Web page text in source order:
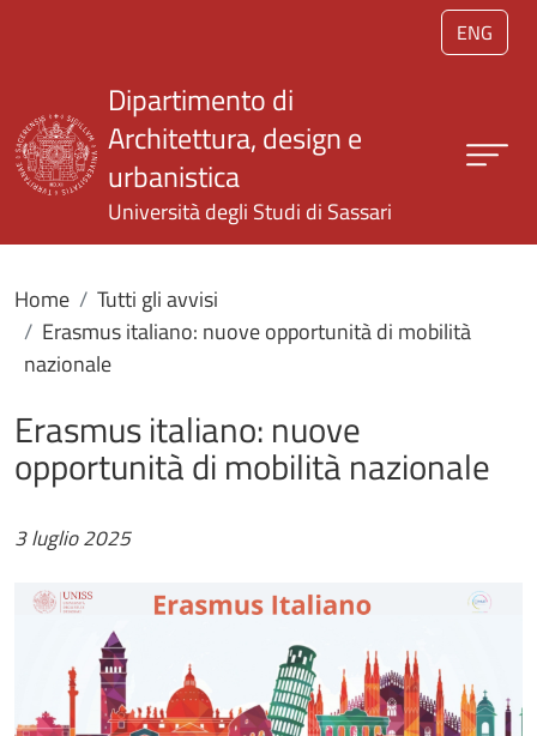
Salta al contenuto principale
ENG
Dipartimento di
Architettura, design e
urbanistica
Università degli Studi di Sassari
Home
Tutti gli avvisi
Erasmus italiano: nuove opportunità di mobilità
nazionale
Erasmus italiano: nuove
opportunità di mobilità nazionale
3 luglio 2025